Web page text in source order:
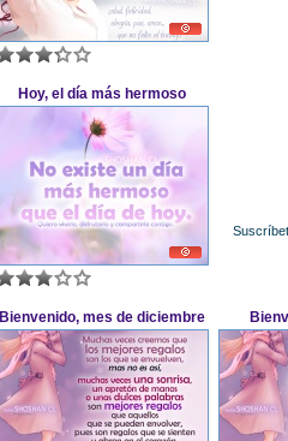
Hoy, el día más hermoso
Bienvenido, mes de diciembre